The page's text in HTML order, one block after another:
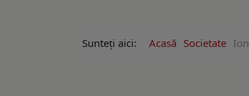
Sunteți aici: Acasă Societate